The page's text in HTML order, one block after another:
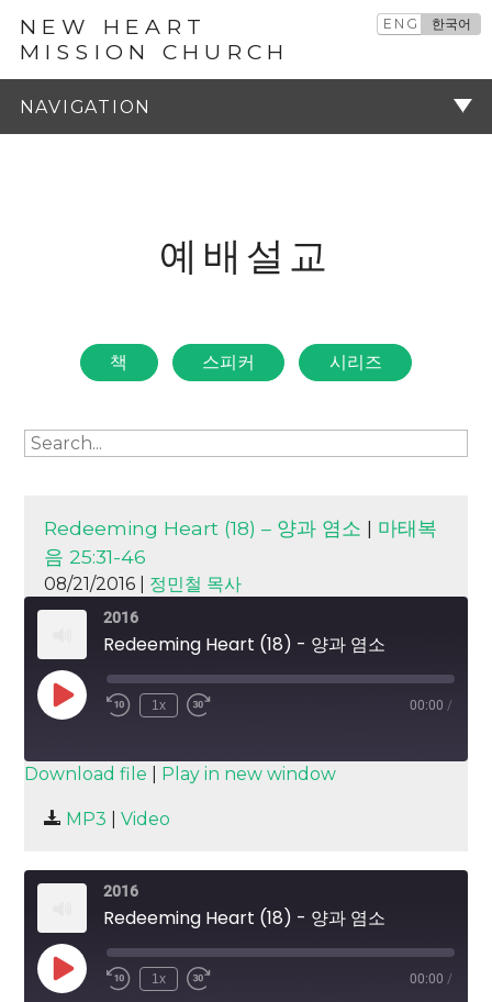
NEW HEART
MISSION CHURCH
ENG 한국어
예배설교
책 스피커 시리즈
Redeeming Heart (18) – 양과 염소 | 마태복
음 25:31-46
08/21/2016 | 정민철 목사
2016
Redeeming Heart (18) - 양과 염소
Play
Episode
1x 00:00 /
SUBSCRIBE
RSS FEED
SHARE
Download file Play in new window
MP3 Video
2016
Redeeming Heart (18) - 양과 염소
Play
Episode
1x 00:00 /